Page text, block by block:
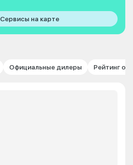
Сервисы на карте
Официальные дилеры Рейтинг